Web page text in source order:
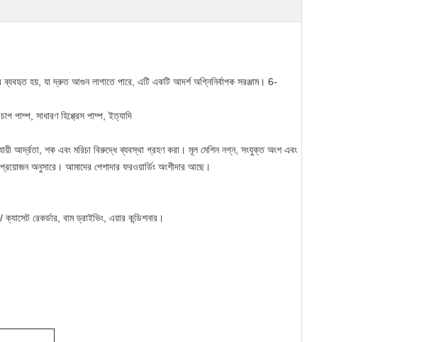
ব্যবহৃত হয়, যা দ্রুত আগুন লাগাতে পারে, এটি একটি আদর্শ অগ্নিনির্বাপক সরঞ্জাম। 6-
পাম্প, সাধারণ হিপ্প্রেস পাম্প, ইত্যাদি
আর্দ্রতা, শক এবং মরিচা বিরুদ্ধে ব্যবস্থা গ্রহণ করা। মূল মেশিন নগ্ন, সংযুক্ত অংশ এবং
অনুসারে। আমাদের পেশাদার ফরওয়ার্ডিং অংশীদার আছে।
রেকর্ডার, বাম ড্রাইভিং, এয়ার কন্ডিশনার।